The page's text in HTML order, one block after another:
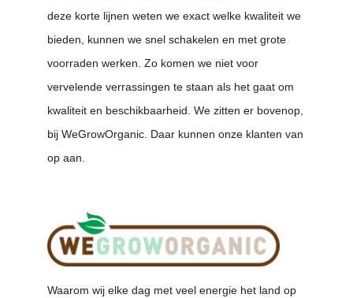
deze korte lijnen weten we exact welke kwaliteit we
bieden, kunnen we snel schakelen en met grote
voorraden werken. Zo komen we niet voor
vervelende verrassingen te staan als het gaat om
kwaliteit en beschikbaarheid. We zitten er bovenop,
bij WeGrowOrganic. Daar kunnen onze klanten van
op aan.
Waarom wij elke dag met veel energie het land op